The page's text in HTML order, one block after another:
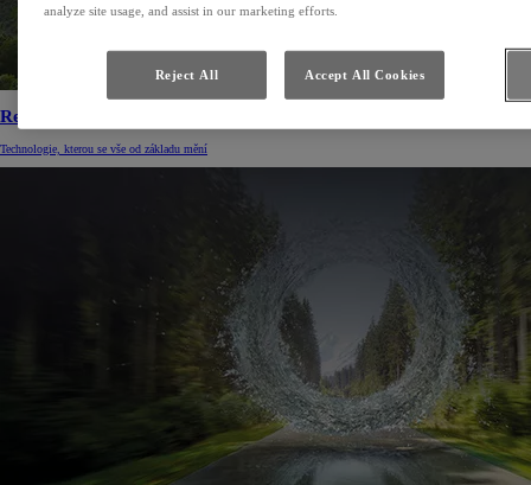
Revoluce
Technologie, kterou se vše od základu mění
analyze site usage, and assist in our marketing efforts.
Reject All Accept All Cookies